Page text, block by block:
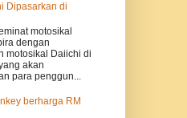
Dipasarkan di
motosikal
dengan
motosikal Daiichi di
akan
para penggun...
berharga RM